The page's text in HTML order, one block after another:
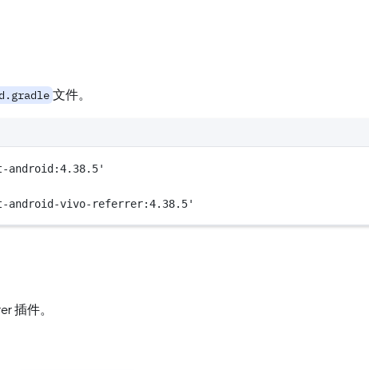
文件。
android:4.38.5'
android-vivo-referrer:4.38.5'
插件。